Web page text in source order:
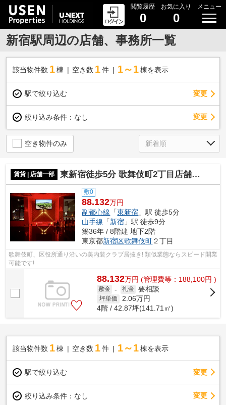
閲覧履歴
0
お気に入り
0
メニュー
新宿駅周辺の店舗、事務所一覧
該当物件数 1棟 空き数 1 件 1～1 棟を表示
駅で絞り込む 変更
絞り込み条件： なし 変更
空き物件のみ
賃貸 | 店舗一部 東新宿徒歩5分 歌舞伎町2丁目店舗 4階 42.87坪 クラブ居抜き
敷0
88.132万円
副都心線 「東新宿 」駅 徒歩5分
山手線 「新宿 」駅 徒歩9分
築36年 / 8階建 地下2階
東京都新宿区歌舞伎町２丁目
歌舞伎町、区役所通り沿いの美内装クラブ居抜き! 類似業態ならスピード開業
可能です!
88.132万円 (管理費等：188,100円 )
敷金 - 礼金 要相談
坪単価 2.06万円
4階 / 42.87坪(141.71㎡)
該当物件数 1棟 空き数 1 件 1～1 棟を表示
駅で絞り込む 変更
絞り込み条件： なし 変更